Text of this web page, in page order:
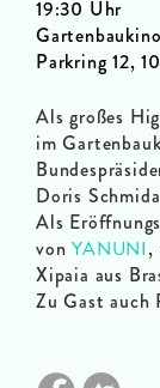
19:30 Uhr
Gartenbaukino
Parkring 12,
Als großes
im
Doris
Als
vonYANUNI,
Xipaia aus
Zu Gast auch